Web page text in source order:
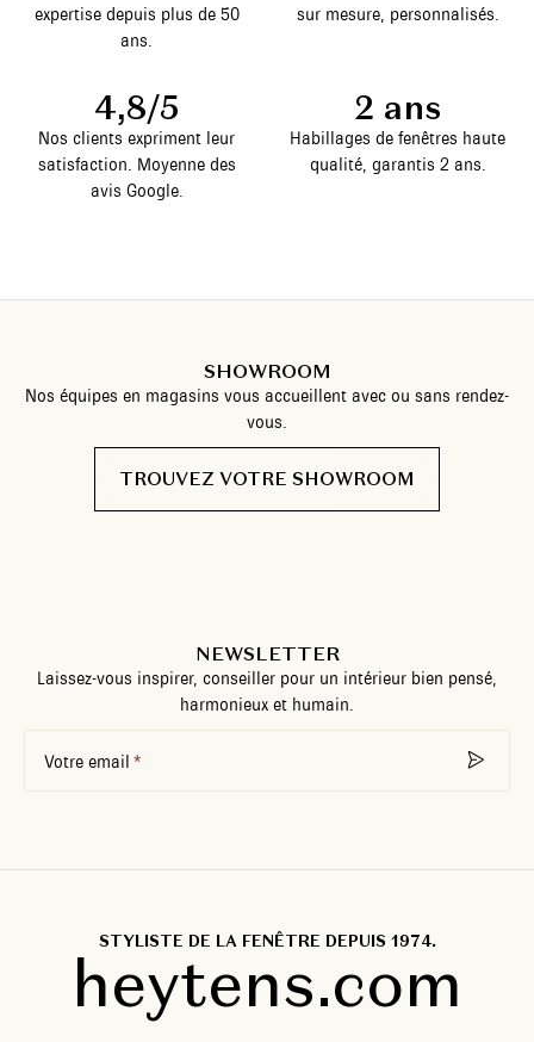
expertise depuis plus de 50
ans.
sur mesure, personnalisés.
4,8/5
Nos clients expriment leur
satisfaction. Moyenne des
avis Google.
2 ans
Habillages de fenêtres haute
qualité, garantis 2 ans.
SHOWROOM
Nos équipes en magasins vous accueillent avec ou sans rendez-
vous.
TROUVEZ VOTRE SHOWROOM
NEWSLETTER
Laissez-vous inspirer, conseiller pour un intérieur bien pensé,
harmonieux et humain.
Votre email
STYLISTE DE LA FENÊTRE DEPUIS 1974.
heytens.com